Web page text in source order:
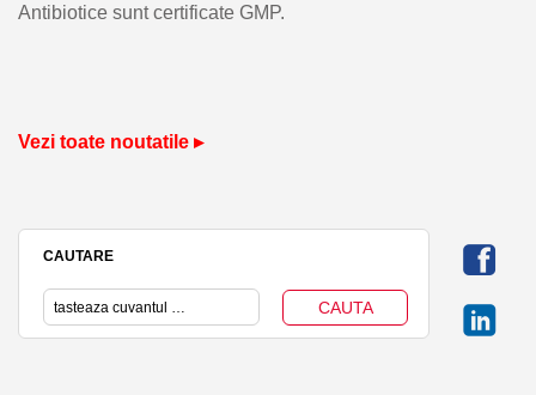
Antibiotice sunt certificate GMP.
Vezi toate noutatile ▸
CAUTARE